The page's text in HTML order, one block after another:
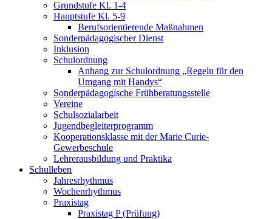
Grundstufe Kl. 1-4
Hauptstufe Kl. 5-9
Berufsorientierende Maßnahmen
Sonderpädagogischer Dienst
Inklusion
Schulordnung
Anhang zur Schulordnung „Regeln für den
Umgang mit Handys“
Sonderpädagogische Frühberatungsstelle
Vereine
Schulsozialarbeit
Jugendbegleiterprogramm
Kooperationsklasse mit der Marie Curie-
Gewerbeschule
Lehrerausbildung und Praktika
Schulleben
Jahresrhythmus
Wochenrhythmus
Praxistag
Praxistag P (Prüfung)